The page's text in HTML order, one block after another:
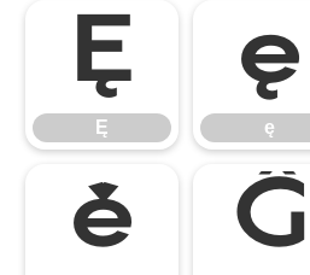
Ę
Ę
ę
ę
ě Ĝ